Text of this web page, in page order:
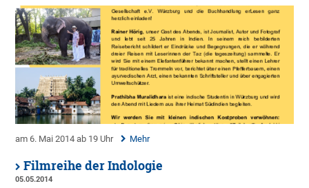
am 6. Mai 2014 ab 19 Uhr Mehr
Filmreihe der Indologie
05.05.2014